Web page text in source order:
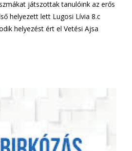
játszottak tanulóink az erős
helyezett lett Lugosi Lívia 8.c
helyezést ért el Vetési Ajsa